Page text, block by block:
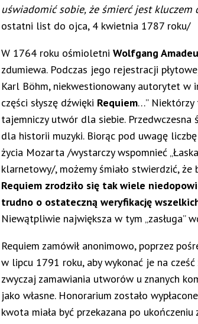
uświadomić sobie, że śmierć jest kluczem
ostatni list do ojca, 4 kwietnia 1787 roku/
W 1764 roku ośmioletni Wolfgang
zdumiewa. Podczas jego rejestracji
Karl Böhm, niekwestionowany autorytet w
części słyszę dźwięki Requiem…” Niektórzy
tajemniczy utwór dla siebie. Przedwczesna
dla historii muzyki. Biorąc pod uwagę
życia Mozarta /wystarczy wspomnieć
klarnetowy/, możemy śmiało stwierdzić,
Requiem zrodziło się tak wiele
trudno o ostateczną weryfikację
Niewątpliwie największa w tym „zasługa”
Requiem zamówił anonimowo, poprzez
w lipcu 1791 roku, aby wykonać je na cześć
zwyczaj zamawiania utworów u znanych
jako własne. Honorarium zostało
kwota miała być przekazana po ukończeniu